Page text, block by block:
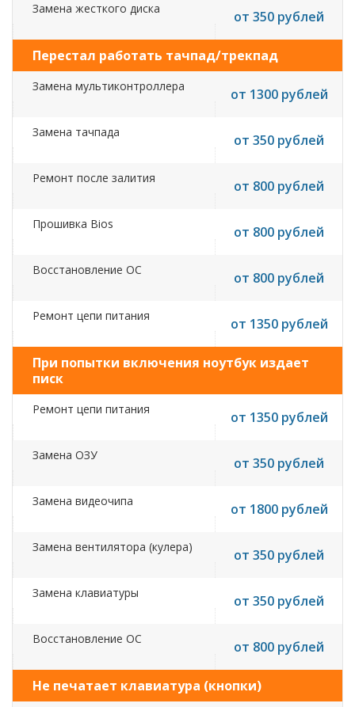
Замена жесткого диска от 350 рублей
Перестал работать тачпад/трекпад
Замена мультиконтроллера от 1300 рублей
Замена тачпада от 350 рублей
Ремонт после залития от 800 рублей
Прошивка Bios от 800 рублей
Восстановление ОС от 800 рублей
Ремонт цепи питания от 1350 рублей
При попытки включения ноутбук издает
писк
Ремонт цепи питания от 1350 рублей
Замена ОЗУ от 350 рублей
Замена видеочипа от 1800 рублей
Замена вентилятора (кулера) от 350 рублей
Замена клавиатуры от 350 рублей
Восстановление ОС от 800 рублей
Не печатает клавиатура (кнопки)